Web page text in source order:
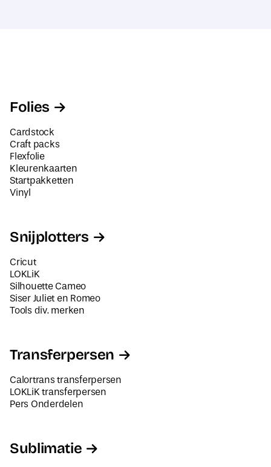
Folies
Cardstock
Craft packs
Flexfolie
Kleurenkaarten
Startpakketten
Vinyl
Snijplotters
Cricut
LOKLiK
Silhouette Cameo
Siser Juliet en Romeo
Tools div. merken
Transferpersen
Calortrans transferpersen
LOKLiK transferpersen
Pers Onderdelen
Sublimatie